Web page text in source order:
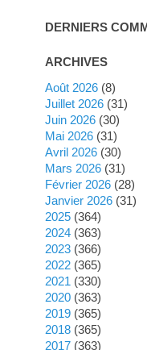
DERNIERS
ARCHIVES
août 2026 (8)
juillet 2026 (31)
juin 2026 (30)
mai 2026 (31)
avril 2026 (30)
mars 2026 (31)
février 2026 (28)
janvier 2026 (31)
2025 (364)
2024 (363)
2023 (366)
2022 (365)
2021 (330)
2020 (363)
2019 (365)
2018 (365)
2017 (363)